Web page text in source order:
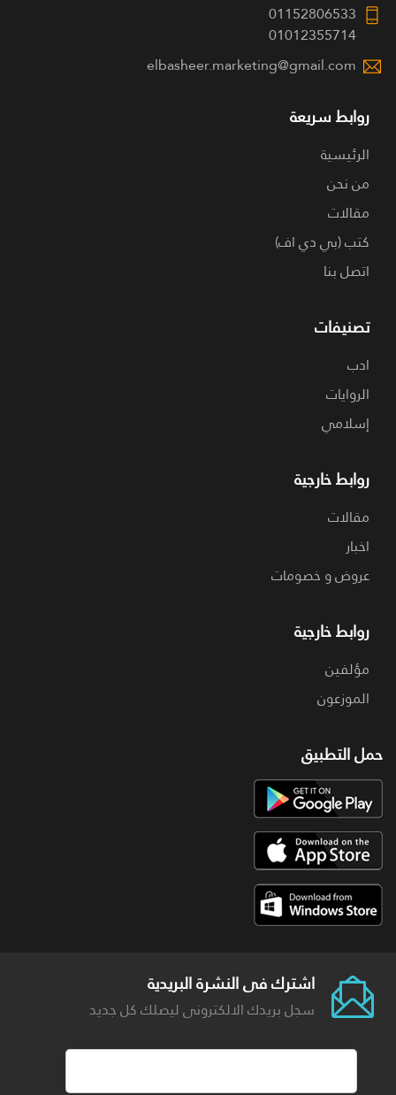
01152806533
01012355714
elbasheer.marketing@gmail.com
روابط سريعة
الرئيسية
من نحن
مقالات
كتب (بي دي اف)
اتصل بنا
تصنيفات
ادب
الروايات
إسلامي
روابط خارجية
مقالات
اخبار
عروض و خصومات
روابط خارجية
مؤلفين
الموزعون
حمل التطبيق
اشترك فى النشرة البريدية
سجل بريدك الالكترونى ليصلك كل جديد